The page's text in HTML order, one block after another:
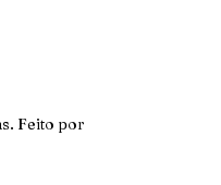
Feito por